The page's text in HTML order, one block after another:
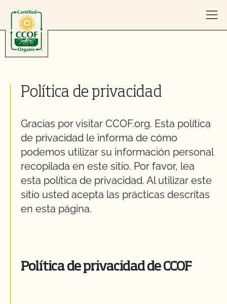
Política de privacidad
Gracias por visitar CCOF.org. Esta política
de privacidad le informa de cómo
podemos utilizar su información personal
recopilada en este sitio. Por favor, lea
esta política de privacidad. Al utilizar este
sitio usted acepta las prácticas descritas
en esta página.
Política de privacidad de CCOF